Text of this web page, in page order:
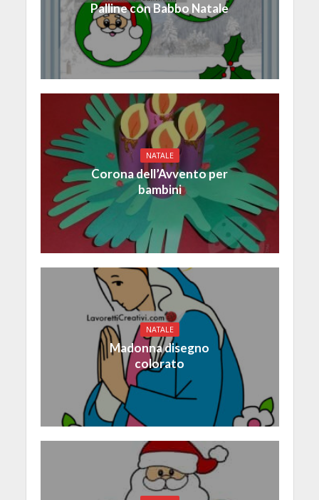
Palline con Babbo Natale
NATALE
Corona dell’Avvento per
bambini
NATALE
Madonna disegno
colorato